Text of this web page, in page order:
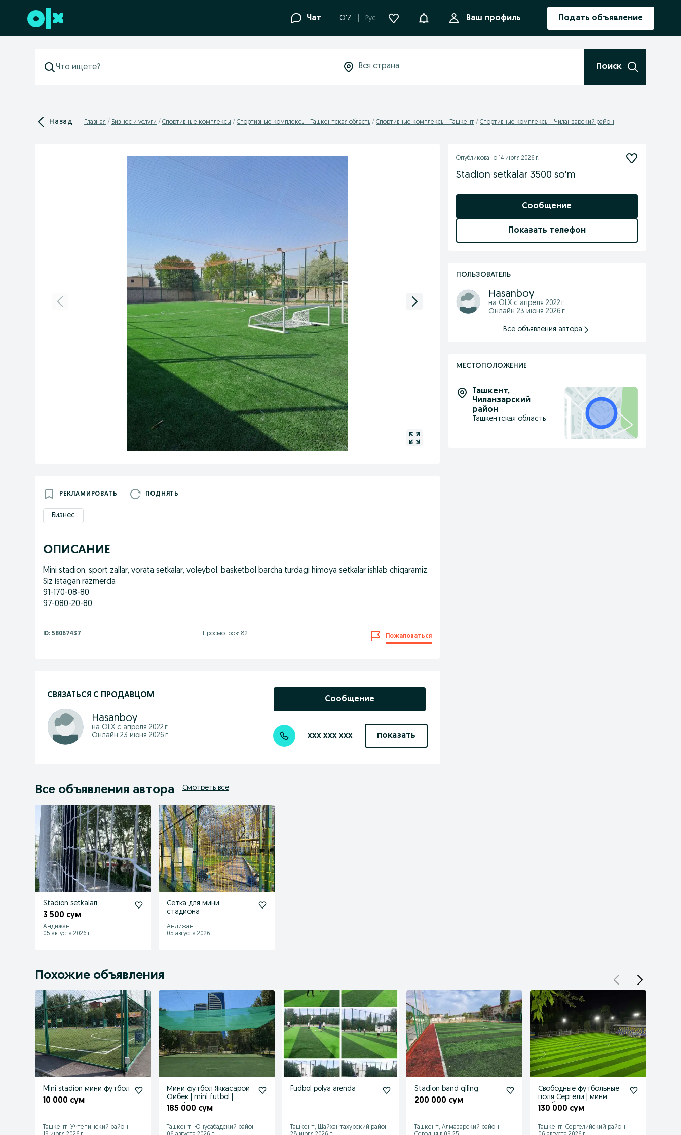
Перейти к нижнему колонтитулу Чат O'Z Рус УведомленияВаш профиль Подать объявление
Поиск
Назад Главная Бизнес и услуги Спортивные комплексы Спортивные комплексы - Ташкентская область Спортивные комплексы - Ташкент Спортивные комплексы - Чиланзарский район
РЕКЛАМИРОВАТЬ ПОДНЯТЬ
Бизнес
ОПИСАНИЕ
Mini stadion, sport zallar, vorata setkalar, voleybol, basketbol barcha turdagi himoya setkalar ishlab chiqaramiz.
Siz istagan razmerda
91-170-08-80
97-080-20-80
ID: 58067437 Просмотров: 82 Пожаловаться
СВЯЗАТЬСЯ С ПРОДАВЦОМ
Hasanboy
на OLX с апреля 2022 г.
Онлайн 23 июня 2026 г.
Сообщение
xxx xxx xxx показать
Опубликовано 14 июля 2026 г.
Stadion setkalar 3500 so'm
Сообщение
Показать телефон
ПОЛЬЗОВАТЕЛЬ
Hasanboy
на OLX с апреля 2022 г.
Онлайн 23 июня 2026 г.
Все объявления автора
МЕСТОПОЛОЖЕНИЕ
Ташкент,
Чиланзарский
район
Ташкентская область
Все объявления автора Смотреть все
Stadion setkalari
3 500 сум
Андижан
05 августа 2026 г.
Сетка для мини
стадиона
Андижан
05 августа 2026 г.
Похожие объявления
Mini stadion мини футбол
10 000 сум
Ташкент, Учтепинский район
Мини футбол Яккасарой
Ойбек | mini futbol |
maydon аренда
185 000 сум
Ташкент, Юнусабадский район
Fudbol polya arenda
Ташкент, Шайхантахурский район
Stadion band qiling
200 000 сум
Ташкент, Алмазарский район
Свободные футбольные
поля Сергели | мини
футбол сегодня
130 000 сум
Ташкент, Сергелийский район